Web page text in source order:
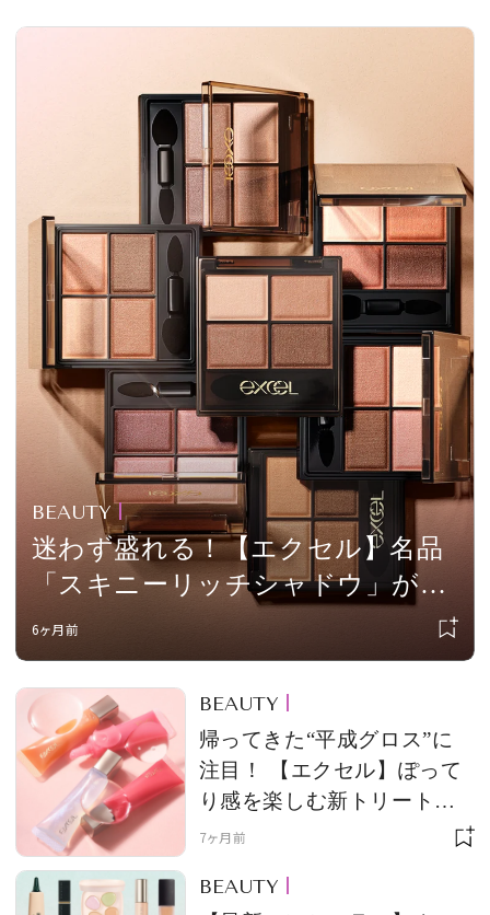
BEAUTY
迷わず盛れる！【エクセル】名品
「スキニーリッチシャドウ」がこ
こまで進化
6ヶ月前
BEAUTY
帰ってきた“平成グロス”に
注目！ 【エクセル】ぽって
り感を楽しむ新トリートメ
ントグロス
7ヶ月前
BEAUTY